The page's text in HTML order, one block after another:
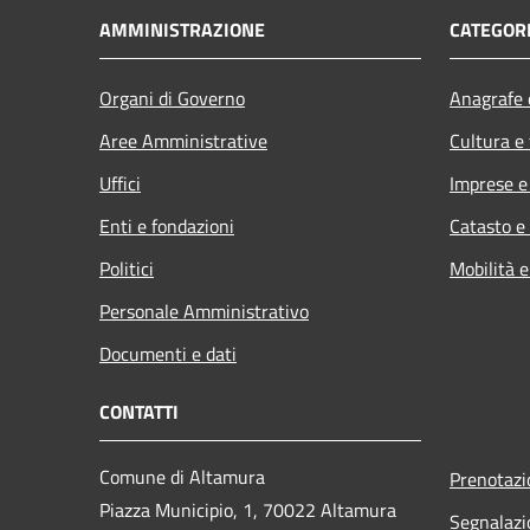
AMMINISTRAZIONE
Organi di Governo
Aree Amministrative
Uffici
Enti e fondazioni
Politici
Personale Amministrativo
Documenti e dati
Cultura
Imprese
Catasto
Mobilità
CONTATTI
Comune di Altamura
Piazza Municipio, 1, 70022 Altamura